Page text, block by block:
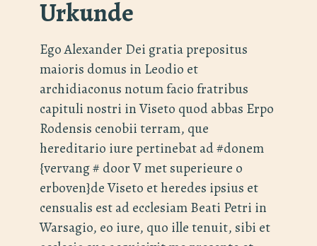
Urkunde
Ego Alexander Dei gratia prepositus
maioris domus in Leodio et
archidiaconus notum facio fratribus
capituli nostri in Viseto quod abbas Erpo
Rodensis cenobii terram, que
hereditario iure pertinebat ad #donem
{vervang # door V met superieure o
erboven}de Viseto et heredes ipsius et
censualis est ad ecclesiam Beati Petri in
Warsagio, eo iure, quo ille tenuit, sibi et